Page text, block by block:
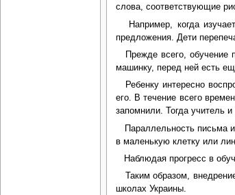
слова, соответствующие
Например, когда
предложения. Дети
Прежде всего, обучение
машинку, перед ней есть
Ребенку интересно
его. В течение всего
запомнили. Тогда учитель
Параллельность письма и
в маленькую клетку или
Наблюдая прогресс в
Таким образом,
школах Украины.